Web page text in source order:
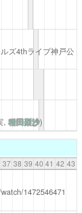
ズ4thライブ神戸公
,種田梨沙)
37 38 39 40 41 42 43
1472546471